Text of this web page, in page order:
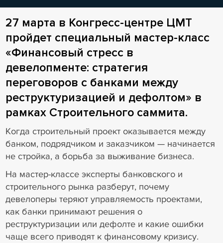
27 марта в Конгресс-центре ЦМТ
пройдет специальный мастер-класс
«Финансовый стресс в
девелопменте: стратегия
переговоров с банками между
реструктуризацией и дефолтом» в
рамках Строительного саммита.
Когда строительный проект оказывается между
банком, подрядчиком и заказчиком — начинается
не стройка, а борьба за выживание бизнеса.
На мастер-классе эксперты банковского и
строительного рынка разберут, почему
девелоперы теряют управляемость проектами,
как банки принимают решения о
реструктуризации или дефолте и какие ошибки
чаще всего приводят к финансовому кризису.